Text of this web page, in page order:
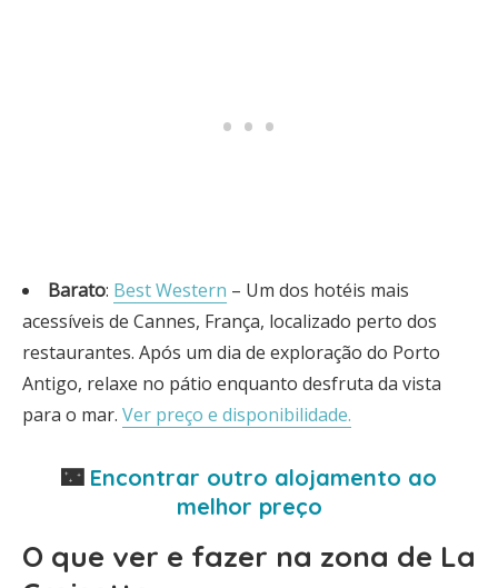
Barato: Best Western – Um dos hotéis mais
acessíveis de Cannes, França, localizado perto dos
restaurantes. Após um dia de exploração do Porto
Antigo, relaxe no pátio enquanto desfruta da vista
para o mar. Ver preço e disponibilidade.
🌃 Encontrar outro alojamento ao
melhor preço
O que ver e fazer na zona de La